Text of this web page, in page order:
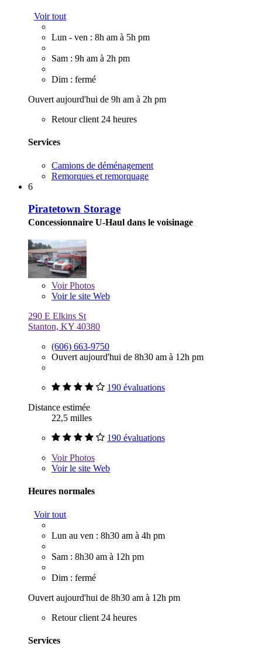
Voir tout
Lun - ven : 8h am à 5h pm
Sam : 9h am à 2h pm
Dim : fermé
Ouvert aujourd'hui de 9h am à 2h pm
Retour client 24 heures
Services
Camions de déménagement
Remorques et remorquage
6
Piratetown Storage
Concessionnaire U-Haul dans le voisinage
VoirPhotos
Voir le site Web
290 E Elkins St
Stanton, KY 40380
(606) 663-9750
Ouvert aujourd'hui de 8h30 am à 12h pm
190 évaluations
Distance estimée
22,5 milles
190 évaluations
VoirPhotos
Voir le site Web
Heures normales
Voir tout
Lun au ven : 8h30 am à 4h pm
Sam : 8h30 am à 12h pm
Dim : fermé
Ouvert aujourd'hui de 8h30 am à 12h pm
Retour client 24 heures
Services